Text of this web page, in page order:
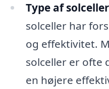
Type af
solceller har
og effektivitet.
solceller er ofte
en højere